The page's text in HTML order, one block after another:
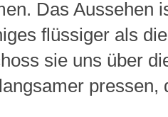
Das Aussehen
flüssiger als
sie uns über